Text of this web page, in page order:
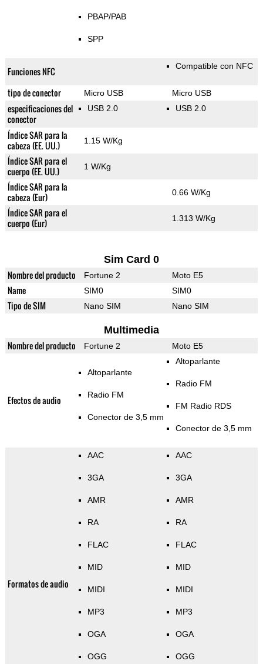
PBAP/PAB
SPP
Funciones NFC Compatible con NFC
tipo de conector Micro USB Micro USB
especificaciones del
conector
USB 2.0 USB 2.0
Índice SAR para la
cabeza (EE. UU.)
1.15 W/Kg
Índice SAR para el
cuerpo (EE. UU.)
1 W/Kg
Índice SAR para la
cabeza (Eur)
0.66 W/Kg
Índice SAR para el
cuerpo (Eur)
1.313 W/Kg
Sim Card 0
Nombre del producto Fortune 2 Moto E5
Name SIM0 SIM0
Tipo de SIM Nano SIM Nano SIM
Multimedia
Nombre del producto Fortune 2 Moto E5
Efectos de audio
Altoparlante
Radio FM
Conector de 3,5 mm
Altoparlante
Radio FM
FM Radio RDS
Conector de 3,5 mm
Formatos de audio
AAC
3GA
AMR
RA
FLAC
MID
MIDI
MP3
OGA
OGG
AAC
3GA
AMR
RA
FLAC
MID
MIDI
MP3
OGA
OGG